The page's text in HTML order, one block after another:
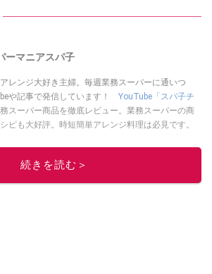
ーマニアスパ子
レンジ大好き主婦。毎週業務スーパーに通いつ
や記事で発信しています！ YouTube「スパ子チ
スーパー商品を徹底レビュー。業務スーパーの商
ピも大好評。時短簡単アレンジ料理は必見です。
このイチオシストの他の記事を読む
続きを読む＞